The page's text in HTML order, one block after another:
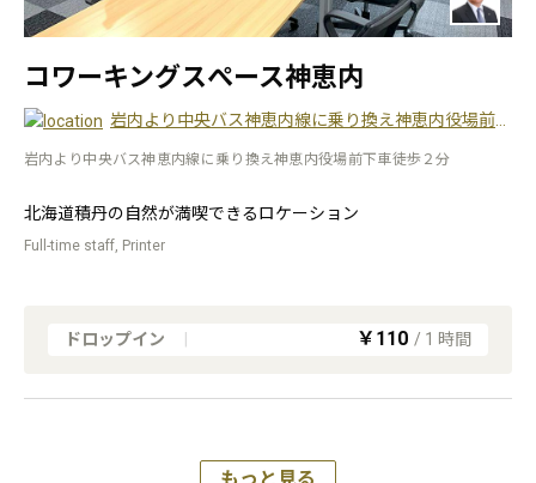
コワーキングスぺース神恵内
岩内より中央バス神恵内線に乗り換え神恵内役場前下車徒歩２分
岩内より中央バス神恵内線に乗り換え神恵内役場前下車徒歩２分
北海道積丹の自然が満喫できるロケーション
Full-time staff, Printer
ドロップイン ￥110 / 1 時間